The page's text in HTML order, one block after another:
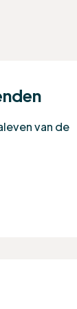
van de